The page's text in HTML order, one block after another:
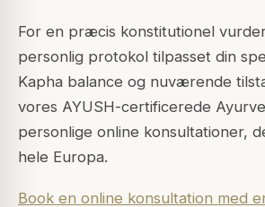
For en præcis konstitutionel
personlig protokol tilpasset din
Kapha balance og nuværende
vores AYUSH-certificerede
personlige online konsultationer,
hele Europa.
Book en online konsultation med